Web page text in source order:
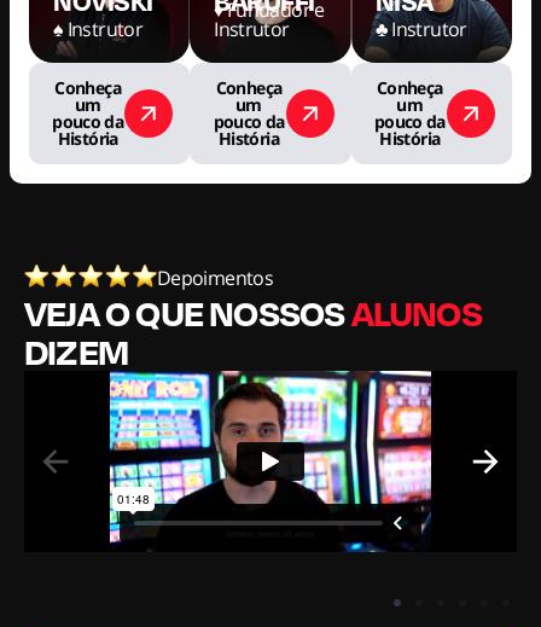
♠️ Instrutor
Conheça
um
pouco da
História
♦️ Fundador e
Instrutor
Conheça
um
pouco da
História
♣️ ️Instrutor
Conheça
um
pouco da
História
Depoimentos
VEJA O QUE NOSSOSALUNOS
DIZEM